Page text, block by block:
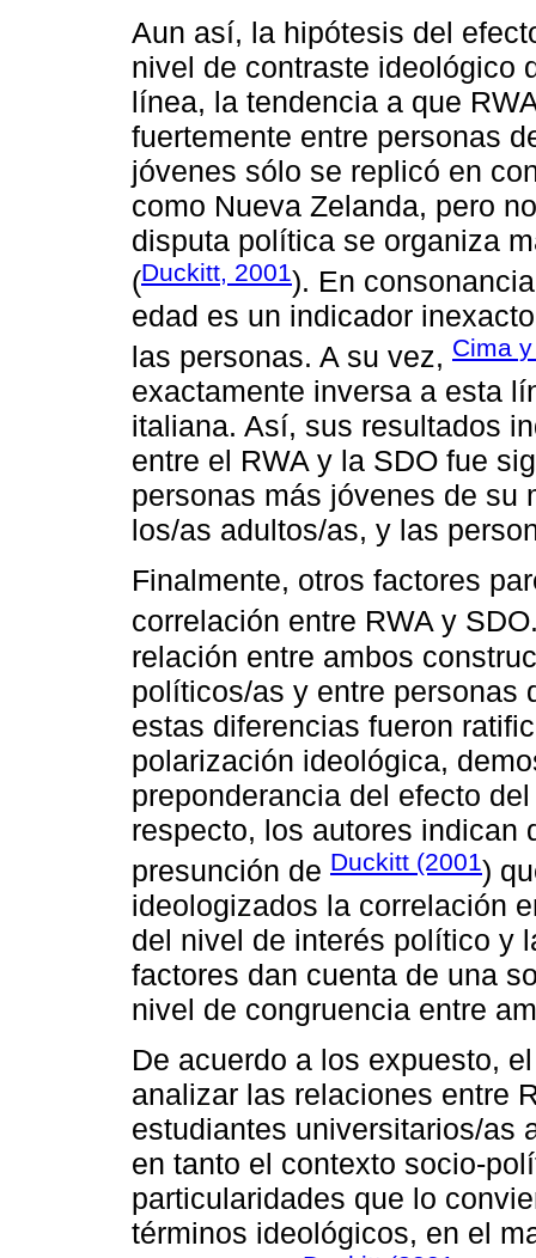
Aun así, la hipótesis del
nivel de contraste ideológico
línea, la tendencia a que
fuertemente entre personas
jóvenes sólo se replicó en
como Nueva Zelanda, pero
disputa política se organiza
(Duckitt, 2001). En
edad es un indicador
las personas. A su vez, Cima
exactamente inversa a esta
italiana. Así, sus resultados
entre el RWA y la SDO fue
personas más jóvenes de su
los/as adultos/as, y las
Finalmente, otros factores
correlación entre RWA y
relación entre ambos
políticos/as y entre personas
estas diferencias fueron
polarización ideológica,
preponderancia del efecto
respecto, los autores indican
presunción de Duckitt (2001)
ideologizados la correlación
del nivel de interés político y
factores dan cuenta de una
nivel de congruencia entre
De acuerdo a los expuesto,
analizar las relaciones entre
estudiantes universitarios/as
en tanto el contexto socio-
particularidades que lo
términos ideológicos, en el